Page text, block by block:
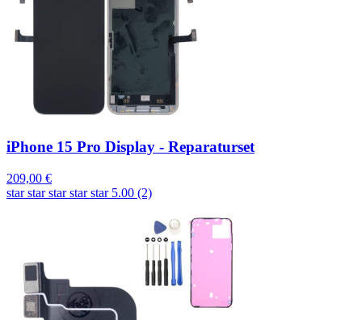
iPhone 15 Pro Display - Reparaturset
209,00 €
star star star star star 5.00 (2)